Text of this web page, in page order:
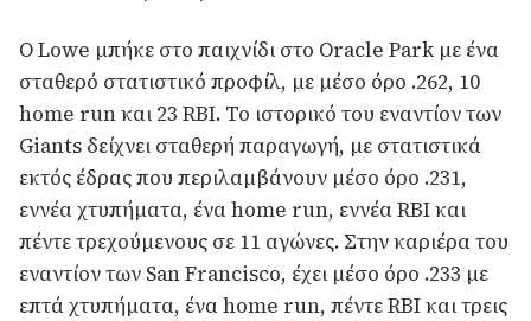
Ο Lowe μπήκε στο παιχνίδι στο Oracle Park με ένα
σταθερό στατιστικό προφίλ, με μέσο όρο .262, 10
home run και 23 RBI. Το ιστορικό του εναντίον των
Giants δείχνει σταθερή παραγωγή, με στατιστικά
εκτός έδρας που περιλαμβάνουν μέσο όρο .231,
εννέα χτυπήματα, ένα home run, εννέα RBI και
πέντε τρεχούμενους σε 11 αγώνες. Στην καριέρα του
εναντίον των San Francisco, έχει μέσο όρο .233 με
επτά χτυπήματα, ένα home run, πέντε RBI και τρεις